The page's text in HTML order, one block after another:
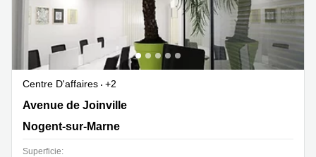
Centre D'affaires
+2
5 Avenue de Joinville, Nogent-sur-Marne
Avenue de Joinville
Nogent-sur-Marne
Superficie: